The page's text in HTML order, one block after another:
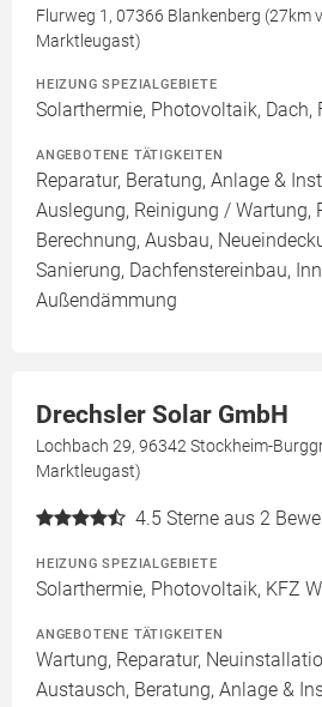
Flurweg 1, 07366 Blankenberg (27km
Marktleugast)
HEIZUNG SPEZIALGEBIETE
Solarthermie, Photovoltaik, Dach,
ANGEBOTENE TÄTIGKEITEN
Reparatur, Beratung, Anlage &
Auslegung, Reinigung / Wartung,
Berechnung, Ausbau,
Sanierung, Dachfenstereinbau,
Außendämmung
Drechsler Solar GmbH
Lochbach 29, 96342 Stockheim-
Marktleugast)
4.5 Sterne aus 2
HEIZUNG SPEZIALGEBIETE
Solarthermie, Photovoltaik, KFZ
ANGEBOTENE TÄTIGKEITEN
Wartung, Reparatur,
Austausch, Beratung, Anlage &